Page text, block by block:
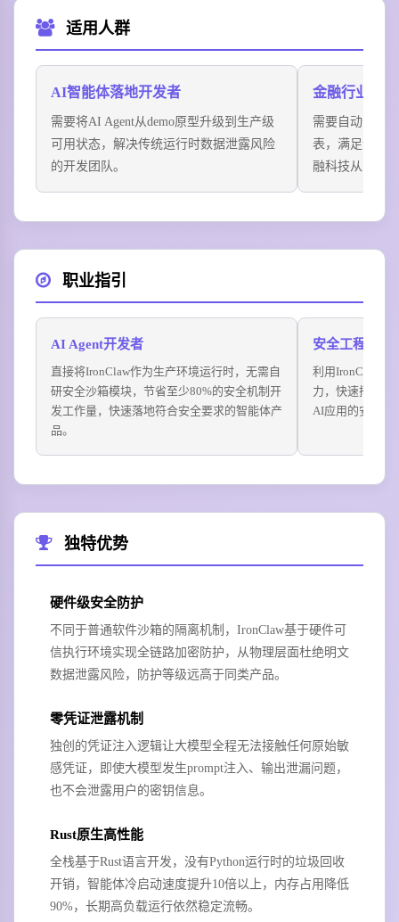
适用人群
AI智能体落地开发者
需要将AI Agent从demo原型升级到生产级
可用状态，解决传统运行时数据泄露风险
的开发团队。
金融行业技
需要自动化处
表，满足金融
融科技从业者
职业指引
AI Agent开发者
直接将IronClaw作为生产环境运行时，无需自
研安全沙箱模块，节省至少80%的安全机制开
发工作量，快速落地符合安全要求的智能体产
品。
安全工程师
利用IronClaw自
力，快速搭建智
AI应用的安全合
独特优势
硬件级安全防护
不同于普通软件沙箱的隔离机制，IronClaw基于硬件可
信执行环境实现全链路加密防护，从物理层面杜绝明文
数据泄露风险，防护等级远高于同类产品。
零凭证泄露机制
独创的凭证注入逻辑让大模型全程无法接触任何原始敏
感凭证，即使大模型发生prompt注入、输出泄漏问题，
也不会泄露用户的密钥信息。
Rust原生高性能
全栈基于Rust语言开发，没有Python运行时的垃圾回收
开销，智能体冷启动速度提升10倍以上，内存占用降低
90%，长期高负载运行依然稳定流畅。